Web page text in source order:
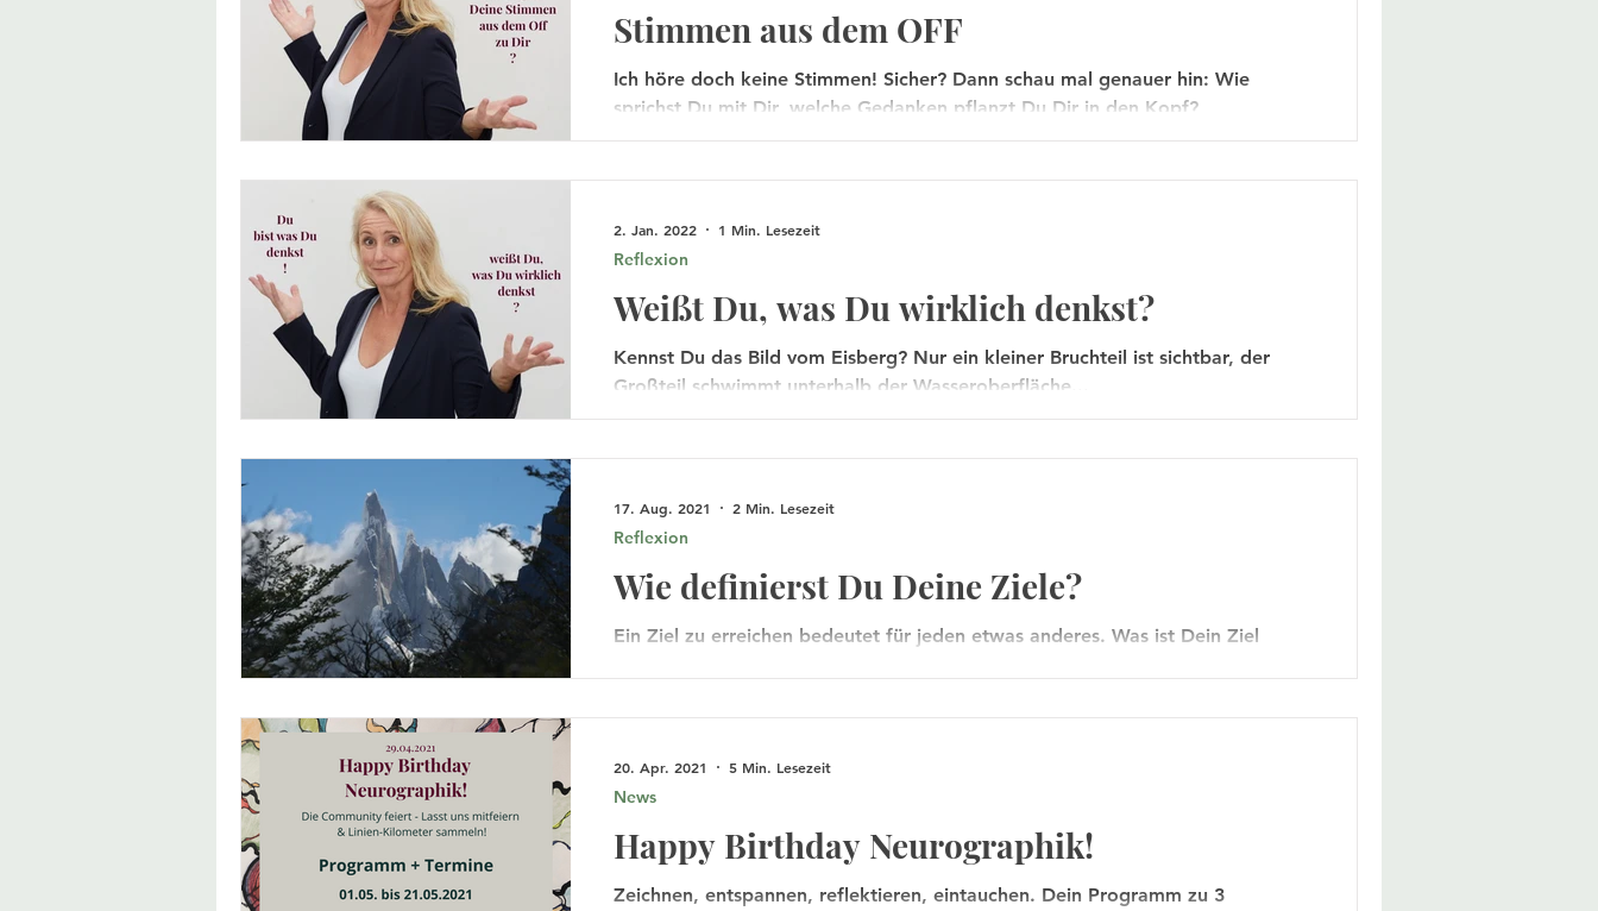
Stimmen aus dem OFF
Ich höre doch keine Stimmen! Sicher? Dann schau mal genauer hin: Wie
sprichst Du mit Dir, welche Gedanken pflanzt Du Dir in den Kopf?
Weißt Du, was Du wirklich denkst?
Kennst Du das Bild vom Eisberg? Nur ein kleiner Bruchteil ist sichtbar, der
Großteil schwimmt unterhalb der Wasseroberfläche...
Reflexion
2. Jan. 2022 1 Min. Lesezeit
Wie definierst Du Deine Ziele?
Ein Ziel zu erreichen bedeutet für jeden etwas anderes. Was ist Dein Ziel
Reflexion
17. Aug. 2021 2 Min. Lesezeit
Happy Birthday Neurographik!
Zeichnen, entspannen, reflektieren, eintauchen. Dein Programm zu 3
News
20. Apr. 2021 5 Min. Lesezeit